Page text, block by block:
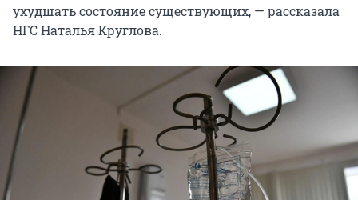
ухудшать состояние существующих, — рассказала
НГС Наталья Круглова.